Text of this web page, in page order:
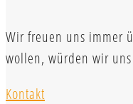
Wir freuen uns immer
wollen, würden wir
Kontakt